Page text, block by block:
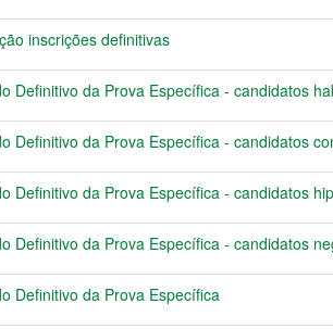
inscrições definitivas
Definitivo da Prova Específica - candidatos
Definitivo da Prova Específica - candidatos
Definitivo da Prova Específica - candidatos
Definitivo da Prova Específica - candidatos
Definitivo da Prova Específica